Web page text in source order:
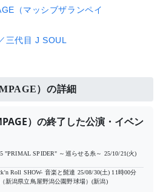
（マッシブザランペイ
三代目 J SOUL
）の詳細
）の終了した公演・イベン
"PRIMAL SPIDER" ～巡らせる糸～ 25/10/21(火)
Roll SHOW- 音楽と髭達 25/08/30(土) 11時00分
新潟県立鳥屋野潟公園野球場）(新潟)